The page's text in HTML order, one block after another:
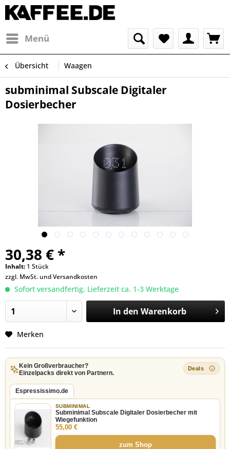
Menü
Übersicht Waagen
subminimal Subscale Digitaler
Dosierbecher
30,38 € *
Inhalt: 1 Stück
zzgl. MwSt. undVersandkosten
Sofort versandfertig, Lieferzeit ca. 1-3 Werktage
In den Warenkorb
Merken
Kein Großverbraucher?
Einzelpacks direkt von Partnern.
Espressissimo.de
SUBMINIMAL
Subminimal Subscale Digitaler Dosierbecher mit
Wiegefunktion
55,00 €
zum Shop